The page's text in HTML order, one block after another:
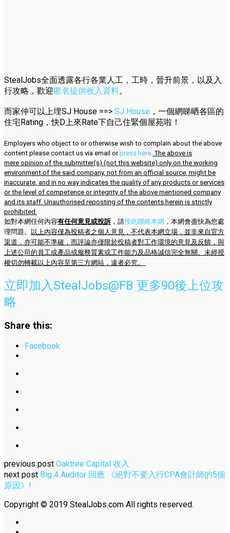
StealJobs全面透露各行各業人工，工時，晉升前景，以及入
行攻略，歡迎匿名提供收入資料。
而家仲可以上埋SJ House ==> SJ House ，一個網睇晒各區的
住宅Rating，快D上來Rate下自己住緊個屋苑啦！
Employers who object to or otherwise wish to complain about the above
content please contact us via email orpress here. The above is
mere opinion of the submitter(s) (not this website) only on the working
environment of the said company, not from an official source, might be
inaccurate, and in no way indicates the quality of any products or services
or the level of competence or integrity of the above mentioned company
and its staff. Unauthorised reposting of the contents herein is strictly
prohibited.
如對本網任何內容有任何意見或投訴 ，請按此聯絡本網 ，本網會盡快為您處
理問題。
以上內容僅為投稿者之個人意見，不代表本網立場，並非來自官方
渠道，亦可能不準確，而評論亦僅限於投稿者對工作環境的意見及反饋，與
上述公司的員工或產品或服務質素或工作能力及品格誠信完全無關。未經授
權切勿轉載以上內容至第三方網站，違者必究。
立即加入StealJobs@FB 更多90後上位攻
略
Share this:
Facebook
previous post Oaktree Capital 收入
next post Big 4 Auditor 回應 《絕對不要入行CPA會計師的5個
原因》!
Copyright © 2019 StealJobs.com All rights reserved.